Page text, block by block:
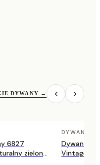
DYWANY →
6827
zielony
DYWANY
Dywan DE
Vintage